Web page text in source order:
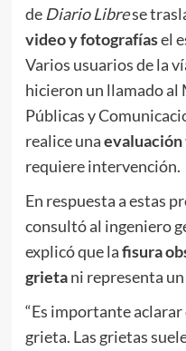
de Diario Librese
video y fotografíasel
Varios usuarios de la
hicieron un llamado
Públicas y
realice una
requiere intervención.
En respuesta a estas
consultó al ingeniero
explicó que lafisura
grietani representa un
“Es importante aclarar
grieta. Las grietas